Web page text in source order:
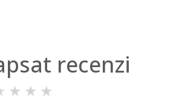
recenzi
★ ★ ★